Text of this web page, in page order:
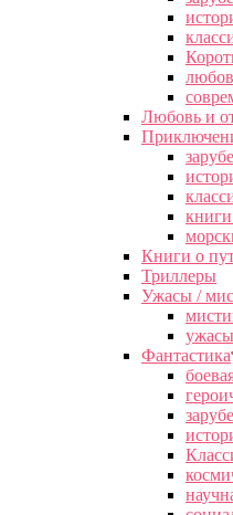
Любовь и
Книги о
Триллеры
Ужасы /
ужасы
Фантастика